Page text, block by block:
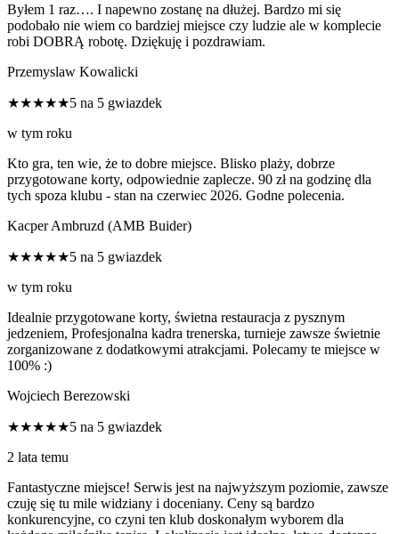
Byłem 1 raz…. I napewno zostanę na dłużej. Bardzo mi się
podobało nie wiem co bardziej miejsce czy ludzie ale w komplecie
robi DOBRĄ robotę. Dziękuję i pozdrawiam.
Przemyslaw Kowalicki
★★★★★5 na 5 gwiazdek
w tym roku
Kto gra, ten wie, że to dobre miejsce. Blisko plaży, dobrze
przygotowane korty, odpowiednie zaplecze. 90 zł na godzinę dla
tych spoza klubu - stan na czerwiec 2026. Godne polecenia.
Kacper Ambruzd (AMB Buider)
★★★★★5 na 5 gwiazdek
w tym roku
Idealnie przygotowane korty, świetna restauracja z pysznym
jedzeniem, Profesjonalna kadra trenerska, turnieje zawsze świetnie
zorganizowane z dodatkowymi atrakcjami. Polecamy te miejsce w
100% :)
Wojciech Berezowski
★★★★★5 na 5 gwiazdek
2 lata temu
Fantastyczne miejsce! Serwis jest na najwyższym poziomie, zawsze
czuję się tu mile widziany i doceniany. Ceny są bardzo
konkurencyjne, co czyni ten klub doskonałym wyborem dla